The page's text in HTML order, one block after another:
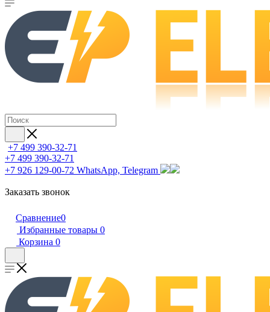
+7 499 390-32-71
+7 499 390-32-71
+7 926 129-00-72 WhatsApp, Telegram
Заказать звонок
Сравнение0
Избранные товары 0
Корзина 0